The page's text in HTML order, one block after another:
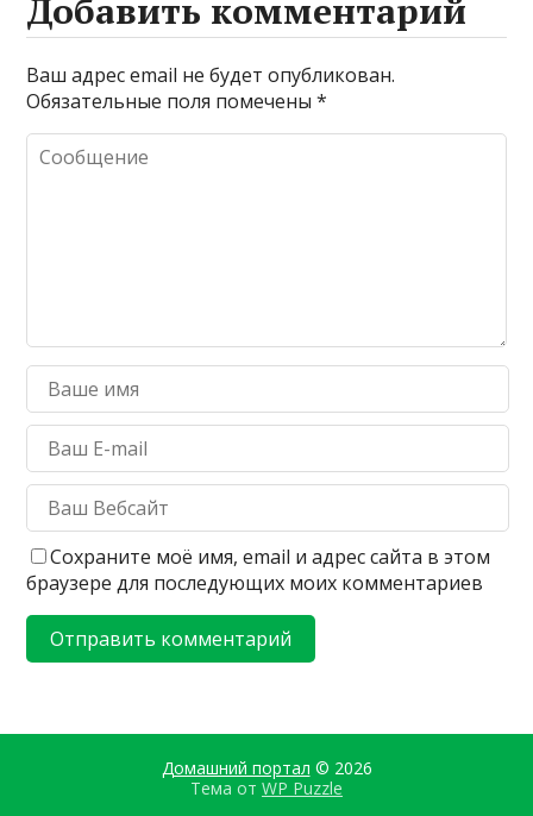
Добавить комментарий
Ваш адрес email не будет опубликован.
Обязательные поля помечены*
Сохраните моё имя, email и адрес сайта в этом
браузере для последующих моих комментариев
Домашний портал © 2026
Тема от WP Puzzle